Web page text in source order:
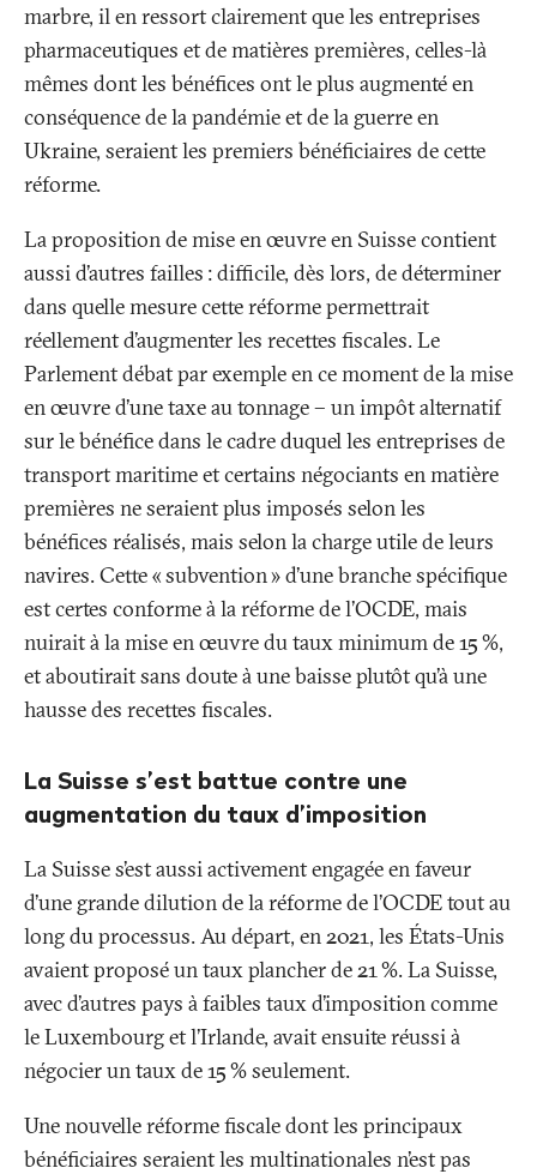
marbre, il en ressort clairement que les entreprises
pharmaceutiques et de matières premières, celles-là
mêmes dont les bénéfices ont le plus augmenté en
conséquence de la pandémie et de la guerre en
Ukraine, seraient les premiers bénéficiaires de cette
réforme.
La proposition de mise en œuvre en Suisse contient
aussi d’autres failles : difficile, dès lors, de déterminer
dans quelle mesure cette réforme permettrait
réellement d’augmenter les recettes fiscales. Le
Parlement débat par exemple en ce moment de la mise
en œuvre d’une taxe au tonnage – un impôt alternatif
sur le bénéfice dans le cadre duquel les entreprises de
transport maritime et certains négociants en matière
premières ne seraient plus imposés selon les
bénéfices réalisés, mais selon la charge utile de leurs
navires. Cette «subvention» d’une branche spécifique
est certes conforme à la réforme de l’OCDE, mais
nuirait à la mise en œuvre du taux minimum de 15%,
et aboutirait sans doute à une baisse plutôt qu’à une
hausse des recettes fiscales.
La Suisse s’est battue contre une
augmentation du taux d’imposition
La Suisse s’est aussi activement engagée en faveur
d’une grande dilution de la réforme de l’OCDE tout au
long du processus. Au départ, en 2021, les États-Unis
avaient proposé un taux plancher de 21%. La Suisse,
avec d’autres pays à faibles taux d’imposition comme
le Luxembourg et l’Irlande, avait ensuite réussi à
négocier un taux de 15% seulement.
Une nouvelle réforme fiscale dont les principaux
bénéficiaires seraient les multinationales n’est pas